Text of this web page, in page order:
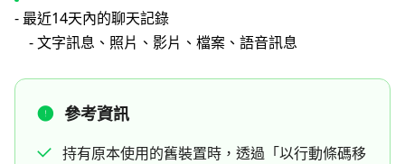
- 最近14天內的聊天記錄
- 文字訊息、照片、影片、檔案、語音訊息
參考資訊
持有原本使用的舊裝置時，透過「以行動條碼移